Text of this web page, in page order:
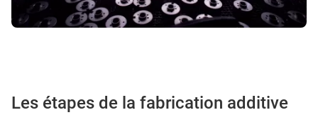
Les étapes de la fabrication additive